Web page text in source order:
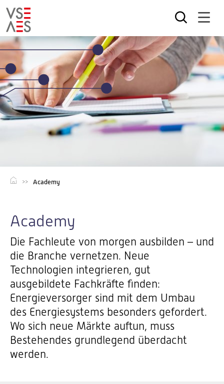
Direkt
zum
Academy
Academy
Die Fachleute von morgen ausbilden – und
die Branche vernetzen. Neue
Technologien integrieren, gut
ausgebildete Fachkräfte finden:
Energieversorger sind mit dem Umbau
des Energiesystems besonders gefordert.
Wo sich neue Märkte auftun, muss
Bestehendes grundlegend überdacht
werden.